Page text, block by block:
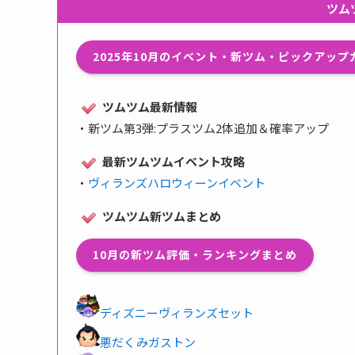
ツム
2025年10月のイベント・新ツム・ピックアッ
ツムツム最新情報
・ 新ツム第3弾:プラスツム2体追加＆確率アップ
最新ツムツムイベント攻略
・ ヴィランズハロウィーンイベント
ツムツム新ツムまとめ
10月の新ツム評価・ランキングまとめ
ディズニーヴィランズセット
悪だくみガストン